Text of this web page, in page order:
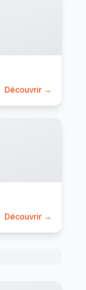
Découvrir →
Découvrir →